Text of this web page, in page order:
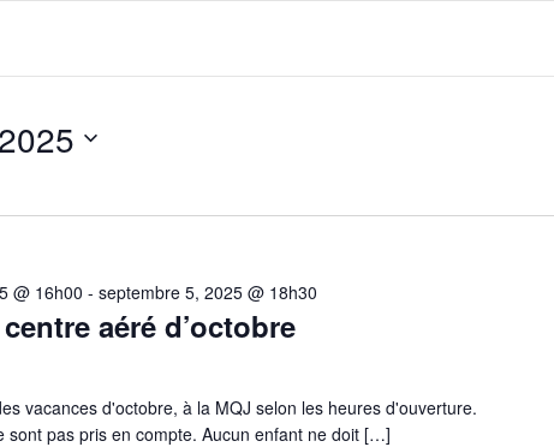
aéré d’octobre
@ 16h00 - septembre 5, 2025 @ 18h30
vacances d'octobre, à la MQJ selon les heures d'ouverture.
sont pas pris en compte. Aucun enfant ne doit […]